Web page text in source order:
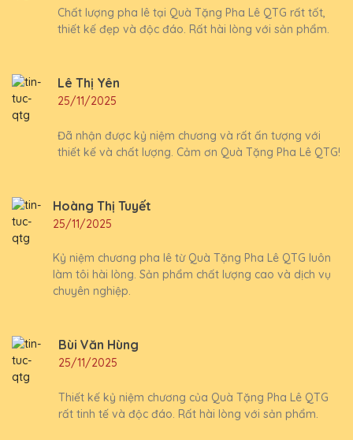
Chất lượng pha lê tại Quà Tặng Pha Lê QTG rất tốt,
thiết kế đẹp và độc đáo. Rất hài lòng với sản phẩm.
Lê Thị Yên
25/11/2025
Đã nhận được kỷ niệm chương và rất ấn tượng với
thiết kế và chất lượng. Cảm ơn Quà Tặng Pha Lê QTG!
Hoàng Thị Tuyết
25/11/2025
Kỷ niệm chương pha lê từ Quà Tặng Pha Lê QTG luôn
làm tôi hài lòng. Sản phẩm chất lượng cao và dịch vụ
chuyên nghiệp.
Bùi Văn Hùng
25/11/2025
Thiết kế kỷ niệm chương của Quà Tặng Pha Lê QTG
rất tinh tế và độc đáo. Rất hài lòng với sản phẩm.